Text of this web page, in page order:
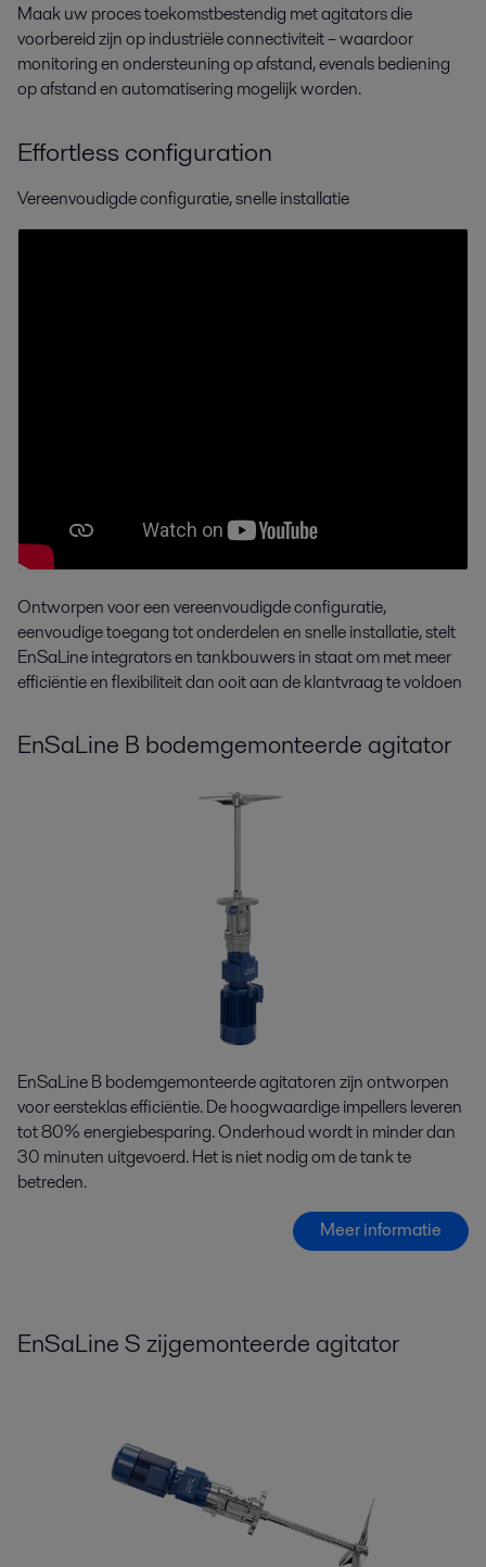
Maak uw proces toekomstbestendig met agitators die
voorbereid zijn op industriële connectiviteit – waardoor
monitoring en ondersteuning op afstand, evenals bediening
op afstand en automatisering mogelijk worden.
Effortless configuration
Vereenvoudigde configuratie, snelle installatie
Ontworpen voor een vereenvoudigde configuratie,
eenvoudige toegang tot onderdelen en snelle installatie, stelt
EnSaLine integrators en tankbouwers in staat om met meer
efficiëntie en flexibiliteit dan ooit aan de klantvraag te voldoen
EnSaLine B bodemgemonteerde agitator
EnSaLine B bodemgemonteerde agitatoren zijn ontworpen
voor eersteklas efficiëntie. De hoogwaardige impellers leveren
tot 80% energiebesparing. Onderhoud wordt in minder dan
30 minuten uitgevoerd. Het is niet nodig om de tank te
betreden.
Meer informatie
EnSaLine S zijgemonteerde agitator